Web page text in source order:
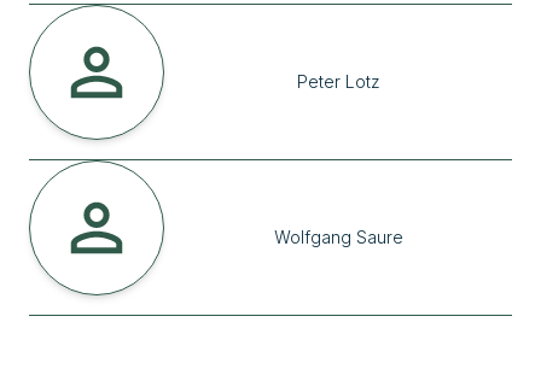
Peter Lotz
Wolfgang Saure